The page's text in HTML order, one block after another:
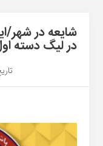
شایعه در شهر/
در لیگ دسته
تاریخ